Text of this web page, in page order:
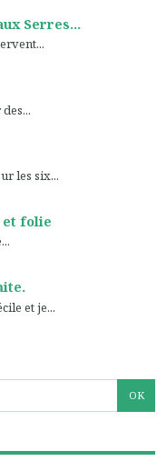
Serres...
les six...
et folie
et je...